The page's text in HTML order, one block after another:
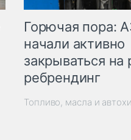
Горючая пора:
начали активно
закрываться на
ребрендинг
Топливо, масла и